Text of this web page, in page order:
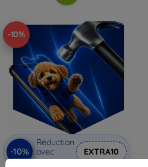
-10%
-10%
Réduction
avec
coupon
EXTRA10